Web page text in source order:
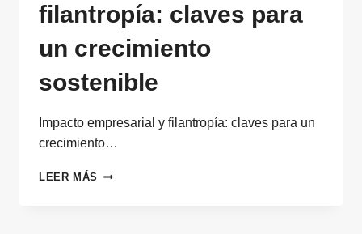
filantropía: claves para
un crecimiento
sostenible
Impacto empresarial y filantropía: claves para un
crecimiento…
LEER MÁS IMPACTO